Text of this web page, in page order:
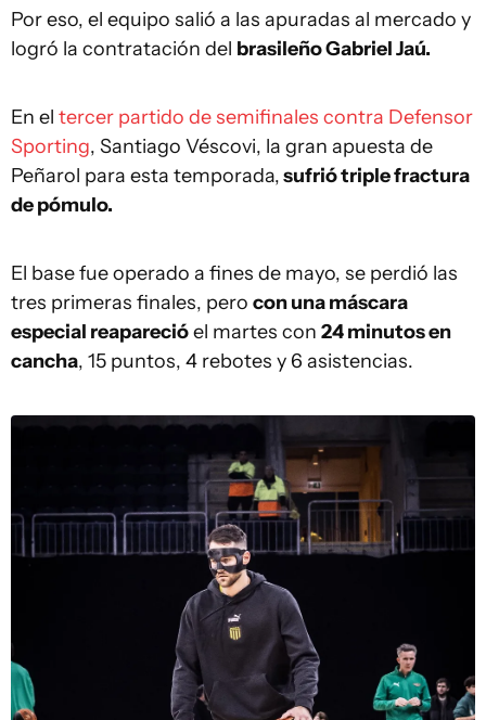
Por eso, el equipo salió a las apuradas al mercado y
logró la contratación del brasileño Gabriel Jaú.
En el tercer partido de semifinales contra Defensor
Sporting, Santiago Véscovi, la gran apuesta de
Peñarol para esta temporada,sufrió triple fractura
de pómulo.
El base fue operado a fines de mayo, se perdió las
tres primeras finales, pero con una máscara
especial reaparecióel martes con 24 minutos en
cancha, 15 puntos, 4 rebotes y 6 asistencias.